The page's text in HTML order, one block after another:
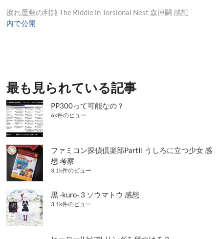
投
稿
ー
シ
ョ
ン
捩れ屋敷の利鈍 The Riddle in Torsional Nest 森博嗣 感想
内で公開
最も見られている記事
PP300って可能なの？
6k件のビュー
ファミコン探偵倶楽部PartII うしろに立つ少女 感
想 考察
3.1k件のビュー
黒 -kuro- 3 ソウマトウ 感想
3.1k件のビュー